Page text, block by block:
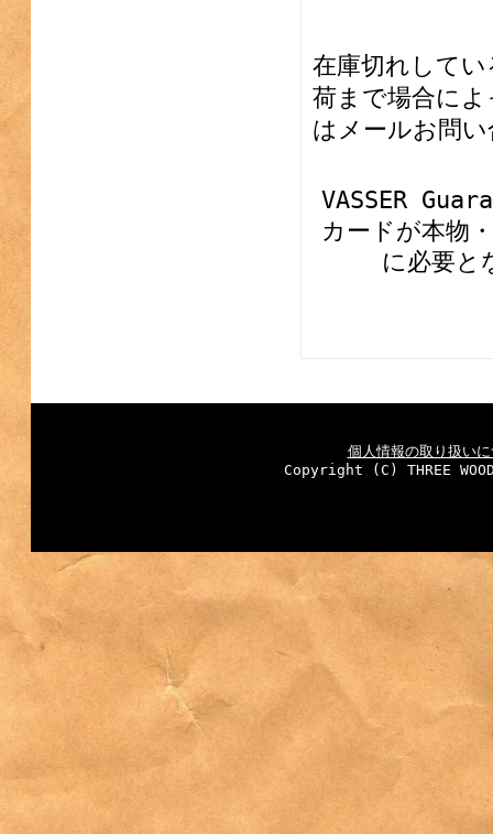
在庫切れして
荷まで場合に
はメールお問
VASSER
カードが本物
に必要と
個人情報の取り扱い
Copyright (C) THREE